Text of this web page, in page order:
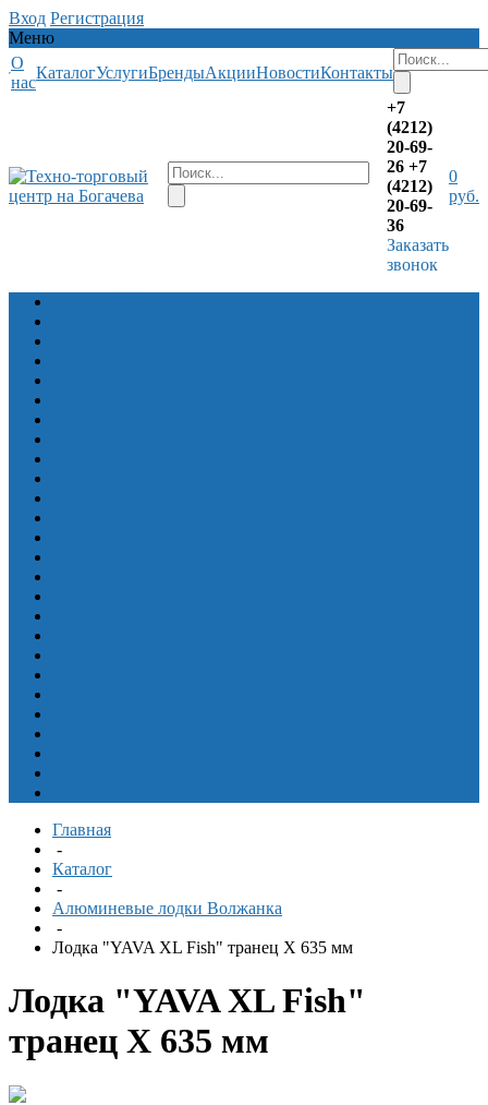
Вход Регистрация
Меню
О
нас
КаталогУслугиБрендыАкцииНовостиКонтакты
+7
(4212)
20-69-
26 +7
(4212)
20-69-
36
Заказать
звонок
0
руб.
Главная
-
Каталог
-
Алюминевые лодки Волжанка
-
Лодка "YAVA XL Fish" транец X 635 мм
Лодка "YAVA XL Fish"
транец X 635 мм